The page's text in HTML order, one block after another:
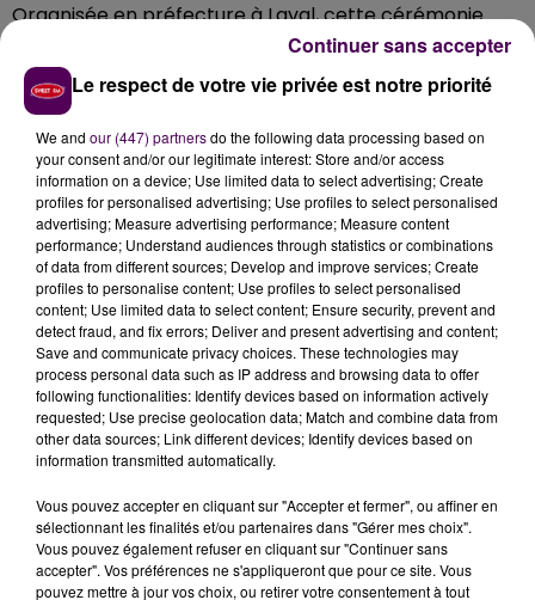
Organisée en préfecture à Laval, cette cérémonie
d’accueil qui se veut à la fois solennelle et conviviale,
marquera officiellement l’accession des intéressés, de
diverses origines étrangères, à la nationalité française
et"symbolise leur appartenance à une nouvelle
communauté"précise-t-on.
À LA UNE
7 août 2026
Gagnez vos pass pour le V and B Fest' 2026 !
Le respect de votre vie privée est notre priorité
We and our (447) partnersdo the following data processing based on
your consent and/or our legitimate interest: Store and/or access
information on a device; Use limited data to select advertising; Create
profiles for personalised advertising; Use profiles to select personalised
advertising; Measure advertising performance; Measure content
performance; Understand audiences through statistics or combinations
of data from different sources; Develop and improve services; Create
profiles to personalise content; Use profiles to select personalised
content; Use limited data to select content; Ensure security, prevent and
detect fraud, and fix errors; Deliver and present advertising and content;
Save and communicate privacy choices. These technologies may
process personal data such as IP address and browsing data to offer
following functionalities: Identify devices based on information actively
requested; Use precise geolocation data; Match and combine data from
other data sources; Link different devices; Identify devices based on
information transmitted automatically.
Vous pouvez accepter en cliquant sur "Accepter et fermer", ou affiner en
sélectionnant les finalités et/ou partenaires dans "Gérer mes choix".
Vous pouvez également refuser en cliquant sur "Continuer sans
accepter". Vos préférences ne s'appliqueront que pour ce site. Vous
pouvez mettre à jour vos choix, ou retirer votre consentement à tout
Continuer sans accepter